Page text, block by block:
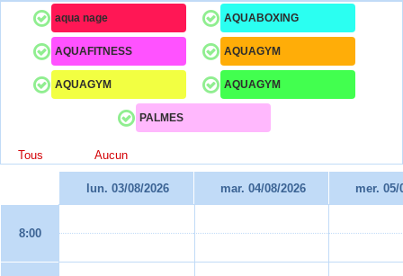
aqua nage AQUABOXING
AQUAFITNESS AQUAGYM
AQUAGYM AQUAGYM
PALMES
Tous Aucun
lun. 03/08/2026 mar. 04/08/2026 mer. 05/
8:00